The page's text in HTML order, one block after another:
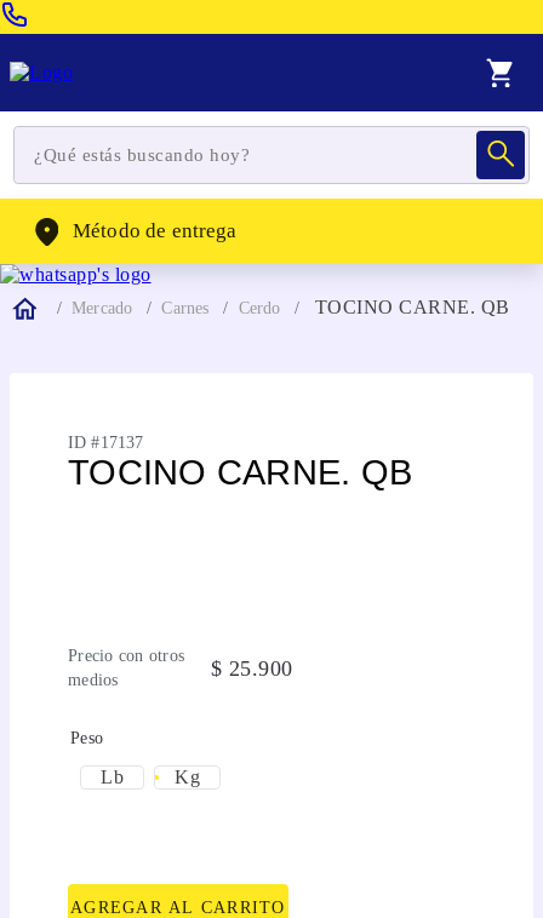
WhatsApp: (302) 262-4104
Método de entrega
Mercado Carnes Cerdo TOCINO CARNE. QB
ID #17137
TOCINO CARNE. QB
Precio con otros
medios
$ 25.900
Peso
Lb Kg
AGREGAR AL CARRITO